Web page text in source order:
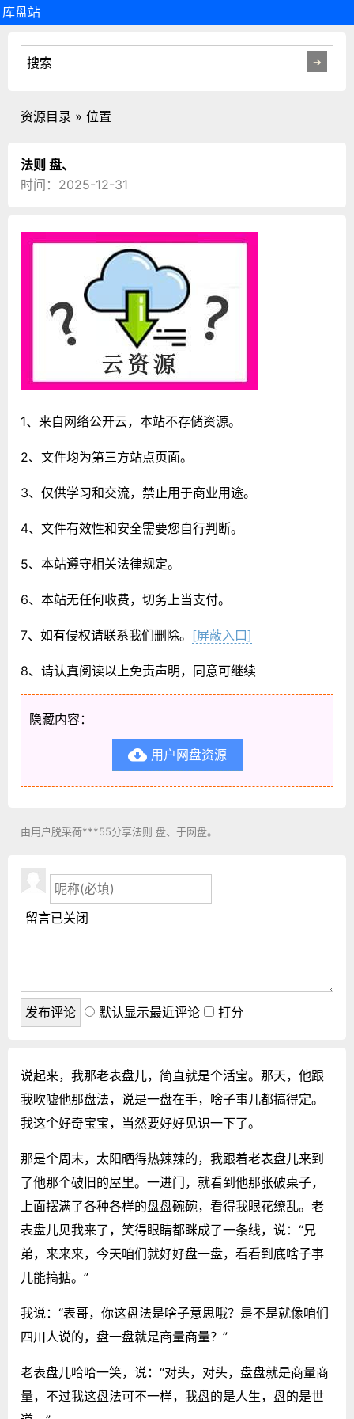
库盘站
资源目录 » 位置
法则 盘、
时间：2025-12-31
1、来自网络公开云，本站不存储资源。
2、文件均为第三方站点页面。
3、仅供学习和交流，禁止用于商业用途。
4、文件有效性和安全需要您自行判断。
5、本站遵守相关法律规定。
6、本站无任何收费，切务上当支付。
7、如有侵权请联系我们删除。 [屏蔽入口]
8、请认真阅读以上免责声明，同意可继续
隐藏内容：
用户网盘资源
由用户脱采荷***55分享法则 盘、于网盘。
默认显示最近评论 打分
说起来，我那老表盘儿，简直就是个活宝。那天，他跟
我吹嘘他那盘法，说是一盘在手，啥子事儿都搞得定。
我这个好奇宝宝，当然要好好见识一下了。
那是个周末，太阳晒得热辣辣的，我跟着老表盘儿来到
了他那个破旧的屋里。一进门，就看到他那张破桌子，
上面摆满了各种各样的盘盘碗碗，看得我眼花缭乱。老
表盘儿见我来了，笑得眼睛都眯成了一条线，说：“兄
弟，来来来，今天咱们就好好盘一盘，看看到底啥子事
儿能搞掂。”
我说：“表哥，你这盘法是啥子意思哦？是不是就像咱们
四川人说的，盘一盘就是商量商量？”
老表盘儿哈哈一笑，说：“对头，对头，盘盘就是商量商
量，不过我这盘法可不一样，我盘的是人生，盘的是世